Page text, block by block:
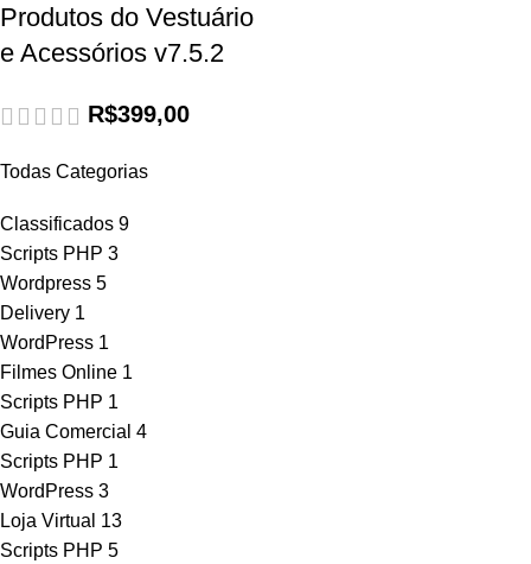
Todas Categorias
Classificados 9
Scripts PHP 3
Wordpress 5
Delivery 1
WordPress 1
Filmes Online 1
Scripts PHP 1
Guia Comercial 4
Scripts PHP 1
WordPress 3
Loja Virtual 13
Scripts PHP 5
Produtos do Vestuário
e Acessórios v7.5.2
R$399,00